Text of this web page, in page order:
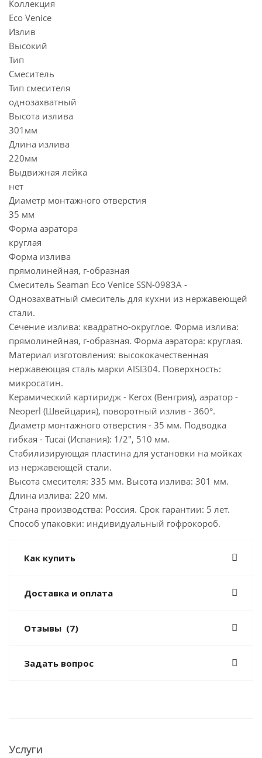
Коллекция
Eco Venice
Излив
Высокий
Тип
Смеситель
Тип смесителя
однозахватный
Высота излива
301мм
Длина излива
220мм
Выдвижная лейка
нет
Диаметр монтажного отверстия
35 мм
Форма аэратора
круглая
Форма излива
прямолинейная, г-образная
Смеситель Seaman Eco Venice SSN-0983A -
Однозахватный смеситель для кухни из нержавеющей
стали.
Сечение излива: квадратно-округлое. Форма излива:
прямолинейная, г-образная. Форма аэратора: круглая.
Материал изготовления: высококачественная
нержавеющая сталь марки AISI304. Поверхность:
микросатин.
Керамический картиридж - Kerox (Венгрия), аэратор -
Neoperl (Швейцария), поворотный излив - 360°.
Диаметр монтажного отверстия - 35 мм. Подводка
гибкая - Tucai (Испания): 1/2", 510 мм.
Стабилизирующая пластина для установки на мойках
из нержавеющей стали.
Высота смесителя: 335 мм. Высота излива: 301 мм.
Длина излива: 220 мм.
Страна производства: Россия. Срок гарантии: 5 лет.
Способ упаковки: индивидуальный гофрокороб.
Как купить
Доставка и оплата
Отзывы (7)
Задать вопрос
Услуги